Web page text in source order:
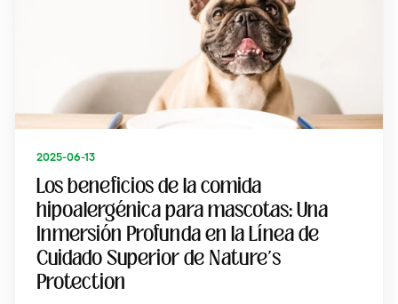
2025-06-13
Los beneficios de la comida
hipoalergénica para mascotas: Una
Inmersión Profunda en la Línea de
Cuidado Superior de Nature's
Protection